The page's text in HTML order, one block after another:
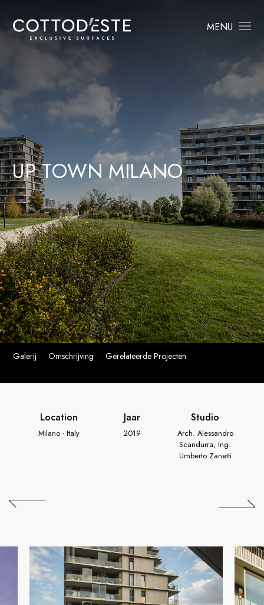
MENU
UP TOWN MILANO
Galerij Omschrijving Gerelateerde Projecten
Location
Milano - Italy
Jaar
2019
Studio
Arch. Alessandro
Scandurra, Ing.
Umberto Zanetti